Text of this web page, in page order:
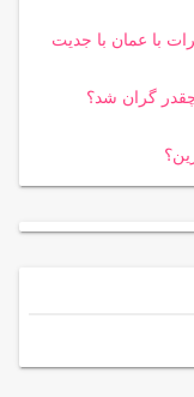
با عمان با جدیت